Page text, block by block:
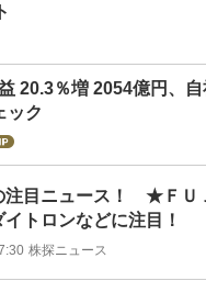
20.3％増 2054億円、
ック
注目ニュース！ ★ＦＵ
イトロンなどに注目！
株探ニュース